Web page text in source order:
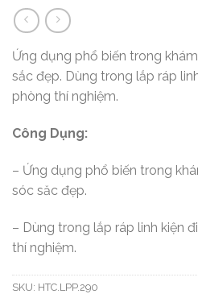
Ứng dụng phổ biến trong
sắc đẹp. Dùng trong lắp ráp
phòng thí nghiệm.
Công Dụng:
– Ứng dụng phổ biến trong
sóc săc đẹp.
– Dùng trong lắp ráp linh kiện
thí nghiệm.
SKU: HTC.LPP.290